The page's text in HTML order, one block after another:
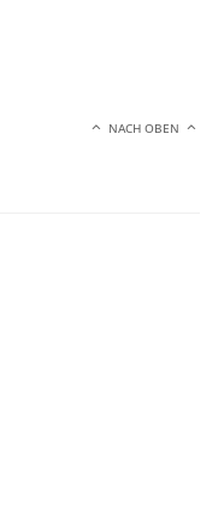
NACH OBEN